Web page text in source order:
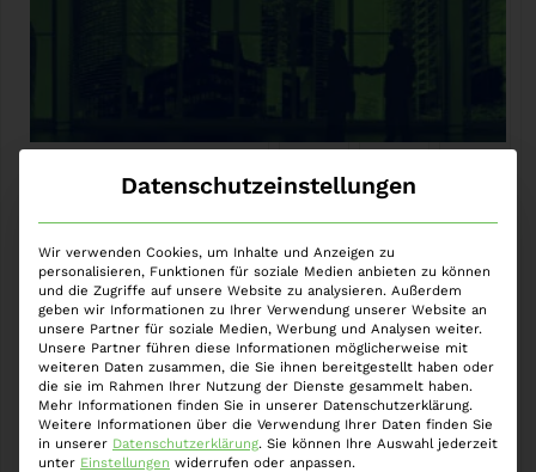
Die Europäische Kommission hat am 03. Mai 2023
ihren Vorschlag für eine Richtlinie zur
Korruptionsprävention und -bekämpfung vorgelegt.
Kernelemente der Richtlinie sind
Präventionsmaßnahmen sowie die Harmonisierung
der Definitionen von Korruptionsdelikten und die
Verschärfung strafrechtlicher Sanktionen. Am 13.
November 2023 hat der Rechtsausschuss des
Bundestages über den Richtlinienvorschlag beraten.
In der Kritik stand insbesondere die vom…Weiter »
Datenschutzeinstellungen
Wir verwenden Cookies, um Inhalte und Anzeigen zu
personalisieren, Funktionen für soziale Medien anbieten zu können
und die Zugriffe auf unsere Website zu analysieren. Außerdem
geben wir Informationen zu Ihrer Verwendung unserer Website an
unsere Partner für soziale Medien, Werbung und Analysen weiter.
Unsere Partner führen diese Informationen möglicherweise mit
weiteren Daten zusammen, die Sie ihnen bereitgestellt haben oder
die sie im Rahmen Ihrer Nutzung der Dienste gesammelt haben.
Mehr Informationen finden Sie in unserer Datenschutzerklärung.
Weitere Informationen über die Verwendung Ihrer Daten finden Sie
in unserer Datenschutzerklärung. Sie können Ihre Auswahl jederzeit
unter Einstellungen widerrufen oder anpassen.